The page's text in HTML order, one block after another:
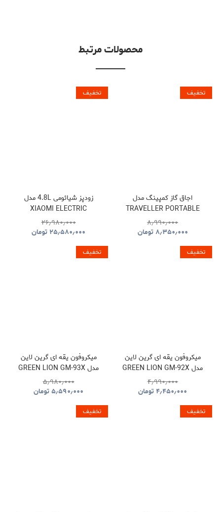
محصولات مرتبط
تخفیف
اجاق گاز کمپینگ مدل
TRAVELLER PORTABLE
BBQ HYBQ015
۸٫۹۹۰٫۰۰۰
۸٫۳۵۰٫۰۰۰ تومان
تخفیف
زودپز شیائومی 4.8L مدل
XIAOMI ELECTRIC
PRESSURE COOKER
۲۶٫۹۸۰٫۰۰۰
۲۵٫۵۸۰٫۰۰۰ تومان
تخفیف
میکروفون یقه ای گرین لاین
مدل GREEN LION GM-92X
GNGM92XWMBK
۴٫۹۹۰٫۰۰۰
۴٫۴۵۰٫۰۰۰ تومان
تخفیف
میکروفون یقه ای گرین لاین
مدل GREEN LION GM-93X
GNGM93XMICBK
۵٫۹۸۰٫۰۰۰
۵٫۵۹۰٫۰۰۰تومان
تخفیف تخفیف